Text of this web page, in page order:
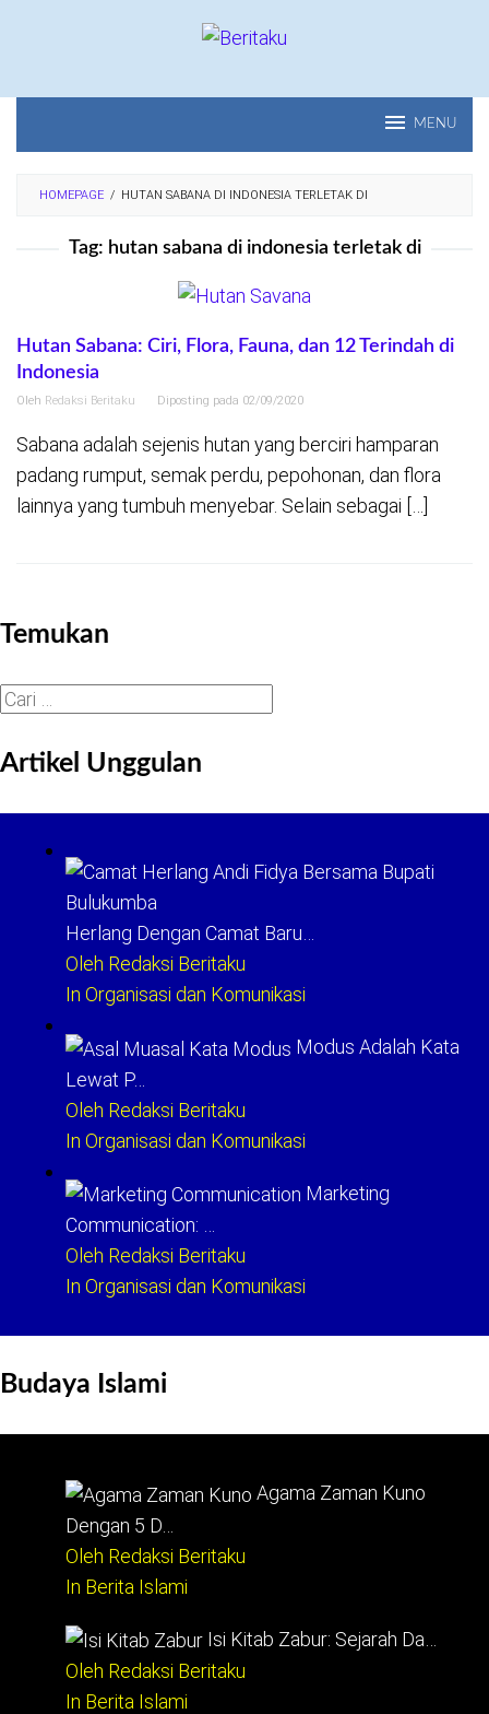
MENU
HOMEPAGE / HUTAN SABANA DI INDONESIA TERLETAK DI
Tag: hutan sabana di indonesia terletak di
Hutan Sabana: Ciri, Flora, Fauna, dan 12 Terindah di
Indonesia
Oleh Redaksi Beritaku Diposting pada 02/09/2020
Sabana adalah sejenis hutan yang berciri hamparan
padang rumput, semak perdu, pepohonan, dan flora
lainnya yang tumbuh menyebar. Selain sebagai […]
Temukan
Cari
Artikel Unggulan
Herlang Dengan Camat Baru…
Oleh Redaksi Beritaku
In Organisasi dan Komunikasi
Modus Adalah Kata
Lewat P…
Oleh Redaksi Beritaku
In Organisasi dan Komunikasi
Marketing
Communication: …
Oleh Redaksi Beritaku
In Organisasi dan Komunikasi
Budaya Islami
Agama Zaman Kuno
Dengan 5 D…
Oleh Redaksi Beritaku
In Berita Islami
Isi Kitab Zabur: Sejarah Da…
Oleh Redaksi Beritaku
In Berita Islami